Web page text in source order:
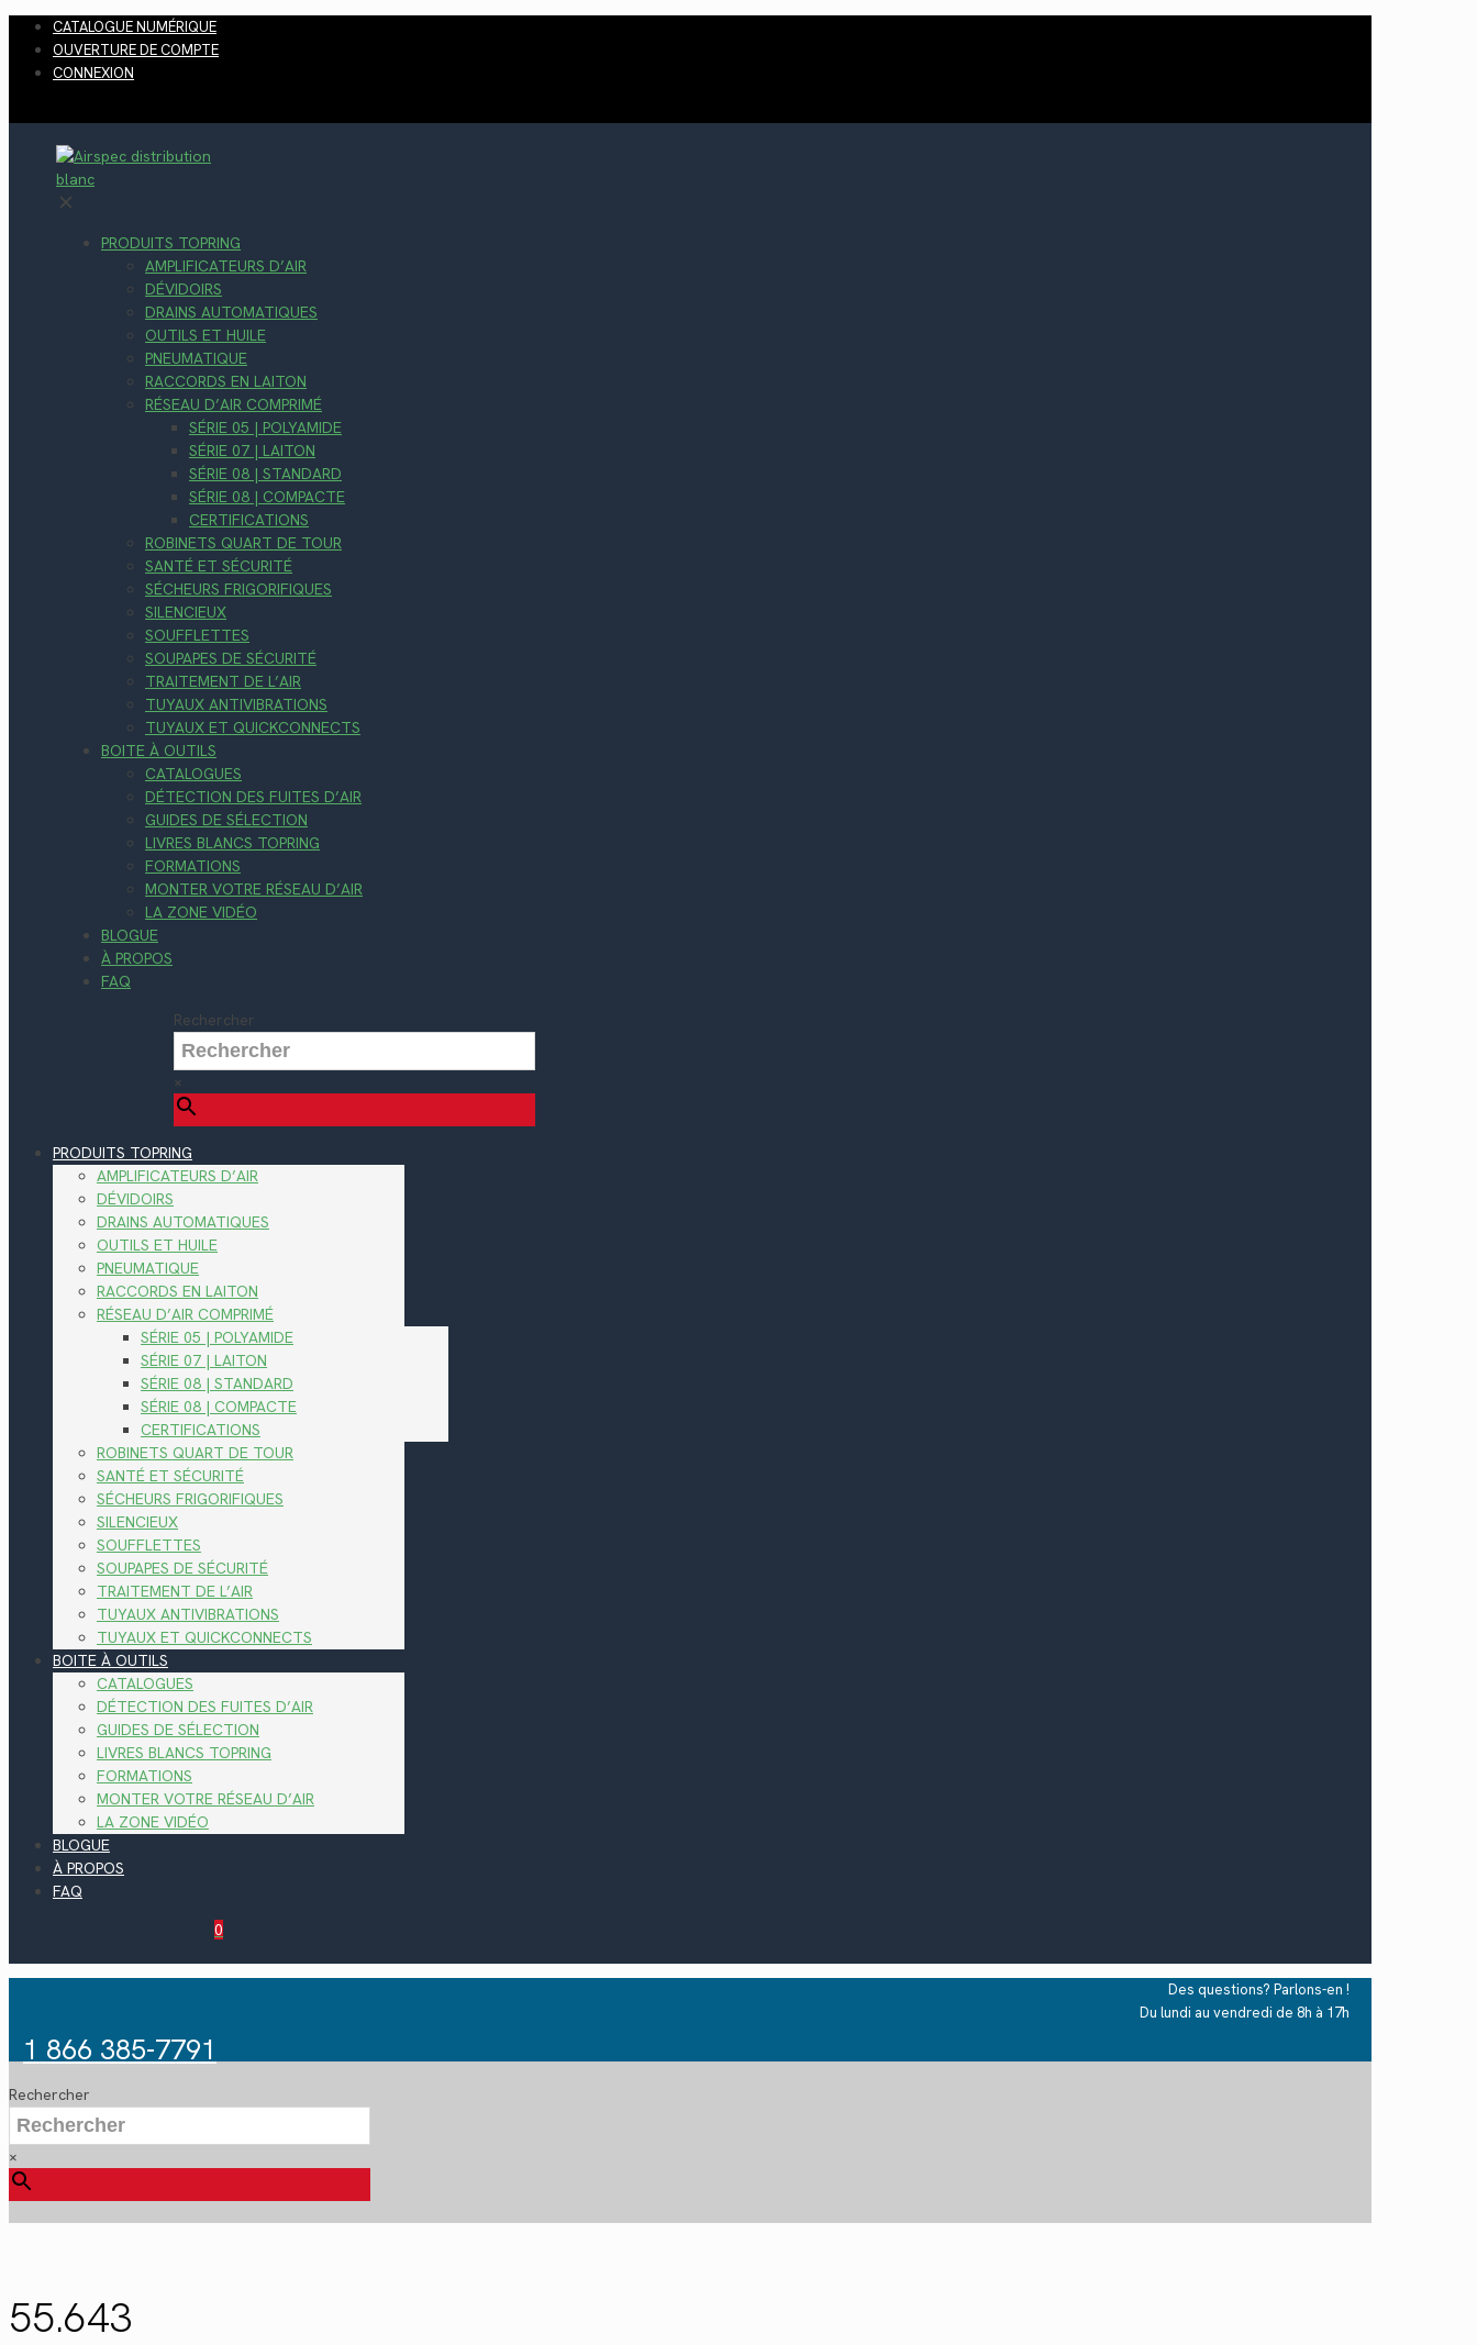
CATALOGUE NUMÉRIQUE
OUVERTURE DE COMPTE
CONNEXION
✕
PRODUITS TOPRING
AMPLIFICATEURS D’AIR
DÉVIDOIRS
DRAINS AUTOMATIQUES
OUTILS ET HUILE
PNEUMATIQUE
RACCORDS EN LAITON
RÉSEAU D’AIR COMPRIMÉ
SÉRIE 05 | POLYAMIDE
SÉRIE 07 | LAITON
SÉRIE 08 | STANDARD
SÉRIE 08 | COMPACTE
CERTIFICATIONS
ROBINETS QUART DE TOUR
SANTÉ ET SÉCURITÉ
SÉCHEURS FRIGORIFIQUES
SILENCIEUX
SOUFFLETTES
SOUPAPES DE SÉCURITÉ
TRAITEMENT DE L’AIR
TUYAUX ANTIVIBRATIONS
TUYAUX ET QUICKCONNECTS
BOITE À OUTILS
CATALOGUES
DÉTECTION DES FUITES D’AIR
GUIDES DE SÉLECTION
LIVRES BLANCS TOPRING
FORMATIONS
MONTER VOTRE RÉSEAU D’AIR
LA ZONE VIDÉO
BLOGUE
À PROPOS
FAQ
Rechercher
×
PRODUITS TOPRING
AMPLIFICATEURS D’AIR
DÉVIDOIRS
DRAINS AUTOMATIQUES
OUTILS ET HUILE
PNEUMATIQUE
RACCORDS EN LAITON
RÉSEAU D’AIR COMPRIMÉ
SÉRIE 05 | POLYAMIDE
SÉRIE 07 | LAITON
SÉRIE 08 | STANDARD
SÉRIE 08 | COMPACTE
CERTIFICATIONS
ROBINETS QUART DE TOUR
SANTÉ ET SÉCURITÉ
SÉCHEURS FRIGORIFIQUES
SILENCIEUX
SOUFFLETTES
SOUPAPES DE SÉCURITÉ
TRAITEMENT DE L’AIR
TUYAUX ANTIVIBRATIONS
TUYAUX ET QUICKCONNECTS
BOITE À OUTILS
CATALOGUES
DÉTECTION DES FUITES D’AIR
GUIDES DE SÉLECTION
LIVRES BLANCS TOPRING
FORMATIONS
MONTER VOTRE RÉSEAU D’AIR
LA ZONE VIDÉO
BLOGUE
À PROPOS
FAQ
0
Des questions? Parlons-en !
Du lundi au vendredi de 8h à 17h
1 866 385-7791
Rechercher
×
55.643